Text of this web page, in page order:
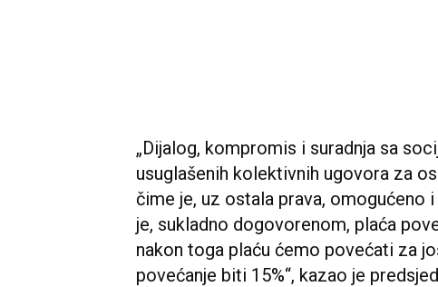
„Dijalog, kompromis i suradnja sa
usuglašenih kolektivnih ugovora za
čime je, uz ostala prava, omogućeno
je, sukladno dogovorenom, plaća
nakon toga plaću ćemo povećati za
povećanje biti 15%“, kazao je